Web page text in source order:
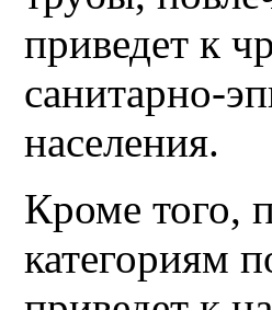
приведет к
санитарно-
населения.
Кроме того,
категориям